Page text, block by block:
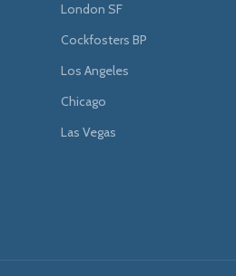
London SF
Cockfosters BP
Los Angeles
Chicago
Las Vegas